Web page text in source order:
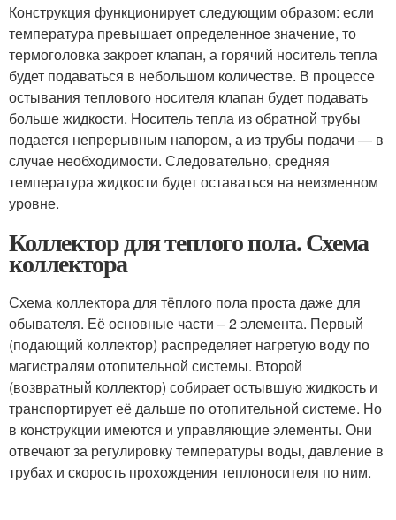
Конструкция функционирует следующим образом: если
температура превышает определенное значение, то
термоголовка закроет клапан, а горячий носитель тепла
будет подаваться в небольшом количестве. В процессе
остывания теплового носителя клапан будет подавать
больше жидкости. Носитель тепла из обратной трубы
подается непрерывным напором, а из трубы подачи — в
случае необходимости. Следовательно, средняя
температура жидкости будет оставаться на неизменном
уровне.
Коллектор для теплого пола. Схема
коллектора
Схема коллектора для тёплого пола проста даже для
обывателя. Её основные части – 2 элемента. Первый
(подающий коллектор) распределяет нагретую воду по
магистралям отопительной системы. Второй
(возвратный коллектор) собирает остывшую жидкость и
транспортирует её дальше по отопительной системе. Но
в конструкции имеются и управляющие элементы. Они
отвечают за регулировку температуры воды, давление в
трубах и скорость прохождения теплоносителя по ним.